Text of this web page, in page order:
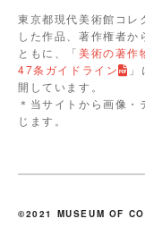
東京都現代美術館コレ
した作品、著作権者か
ともに、「美術の著作
47条ガイドライン
開しています。
＊当サイトから画像
じます。
©2021 MUSEUM OF